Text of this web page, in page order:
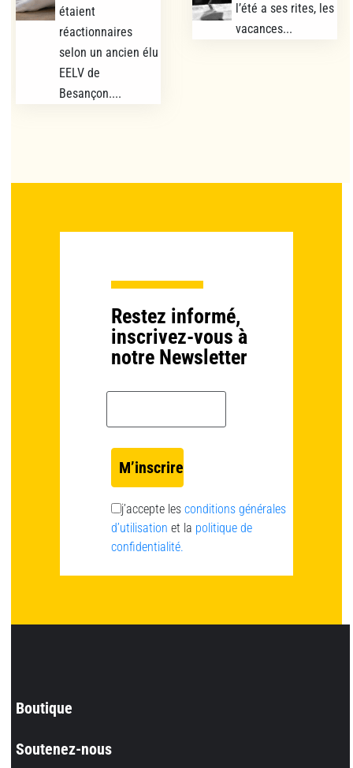
étaient
réactionnaires
selon un ancien élu
EELV de
Besançon....
l’été a ses rites, les
vacances...
Restez informé,
inscrivez-vous à
notre Newsletter
j’accepte les conditions générales
d’utilisation et la politique de
confidentialité.
Boutique
Soutenez-nous